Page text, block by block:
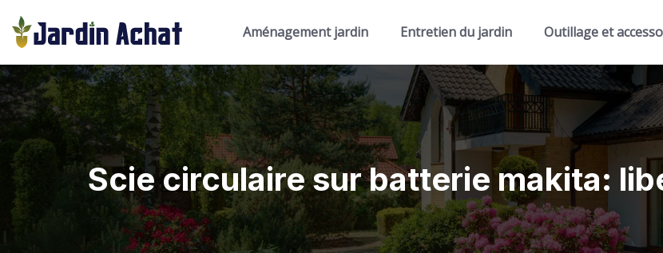
Aménagement jardin Entretien du jardin Outillage et
Scie circulaire sur batterie makita: